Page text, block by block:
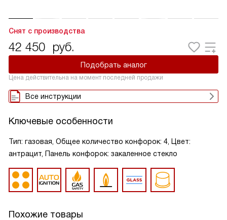
Снят с производства
42 450 руб.
Подобрать аналог
Цена действительна на момент последней продажи
Все инструкции
Ключевые особенности
Тип: газовая, Общее количество конфорок: 4, Цвет:
антрацит, Панель конфорок: закаленное стекло
Похожие товары